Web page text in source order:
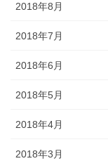
2018年8月
2018年7月
2018年6月
2018年5月
2018年4月
2018年3月